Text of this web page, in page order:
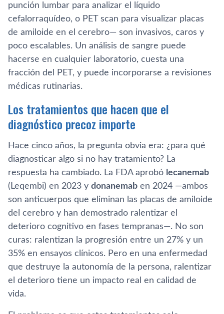
punción lumbar para analizar el líquido
cefalorraquídeo, o PET scan para visualizar placas
de amiloide en el cerebro— son invasivos, caros y
poco escalables. Un análisis de sangre puede
hacerse en cualquier laboratorio, cuesta una
fracción del PET, y puede incorporarse a revisiones
médicas rutinarias.
Los tratamientos que hacen que el
diagnóstico precoz importe
Hace cinco años, la pregunta obvia era: ¿para qué
diagnosticar algo si no hay tratamiento? La
respuesta ha cambiado. La FDA aprobó lecanemab
(Leqembi) en 2023 y donanemab en 2024 —ambos
son anticuerpos que eliminan las placas de amiloide
del cerebro y han demostrado ralentizar el
deterioro cognitivo en fases tempranas—. No son
curas: ralentizan la progresión entre un 27% y un
35% en ensayos clínicos. Pero en una enfermedad
que destruye la autonomía de la persona, ralentizar
el deterioro tiene un impacto real en calidad de
vida.